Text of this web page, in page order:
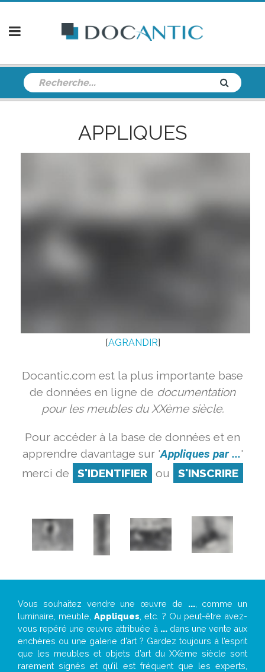
APPLIQUES
[AGRANDIR]
Docantic.com est la plus importante base
de données en ligne de documentation
pour les meubles du XXème siècle.
Pour accéder à la base de données et en
apprendre davantage sur 'Appliques par ...'
merci de
S'IDENTIFIER ou S'INSCRIRE
Vous souhaitez vendre une œuvre de ..., comme un
luminaire, meuble,Appliques , etc. ? Ou peut-être avez-
vous repéré une œuvre attribuée à ...dans une vente aux
enchères ou une galerie d’art ? Gardez toujours à l’esprit
que les meubles et objets d’art du XXème siècle sont
rarement signés et qu’il est fréquent que les experts,